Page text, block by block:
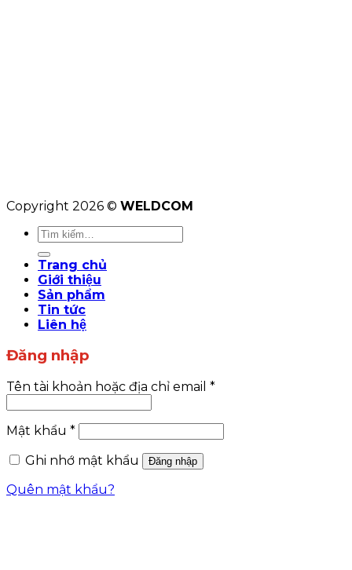
Copyright 2026 © WELDCOM
Tìm
kiếm:
Trang chủ
Giới thiệu
Sản phẩm
Tin tức
Liên hệ
Đăng nhập
Tên tài khoản hoặc địa chỉ email *
Mật khẩu *
Ghi nhớ mật khẩu
Đăng nhập
Quên mật khẩu?